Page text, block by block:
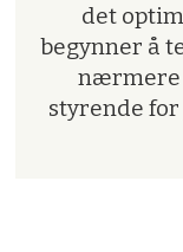
det
begynner å
nærmere
styrende